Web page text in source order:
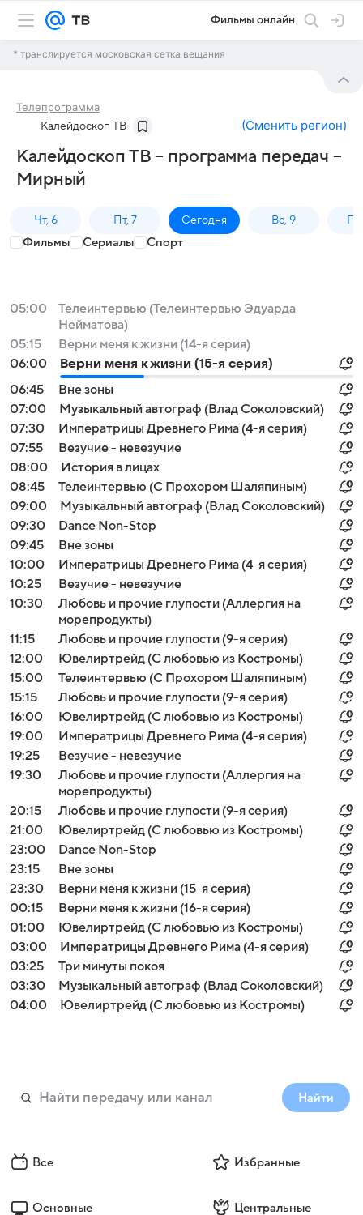
Фильмы онлайн
* транслируется московская сетка вещания
Телепрограмма
Калейдоскоп ТВ (Сменить регион)
Калейдоскоп ТВ – программа передач –
Мирный
Чт, 6 Пт, 7 Сегодня Вс, 9
Фильмы Сериалы Спорт
05:00
Телеинтервью (Телеинтервью Эдуарда
Нейматова)
05:15
Верни меня к жизни (14-я серия)
06:00
Верни меня к жизни (15-я серия)
06:45
Вне зоны
07:00
Музыкальный автограф (Влад Соколовский)
07:30
Императрицы Древнего Рима (4-я серия)
07:55
Везучие - невезучие
08:00
История в лицах
08:45
Телеинтервью (С Прохором Шаляпиным)
09:00
Музыкальный автограф (Влад Соколовский)
09:30
Dance Non-Stop
09:45
Вне зоны
10:00
Императрицы Древнего Рима (4-я серия)
10:25
Везучие - невезучие
10:30
Любовь и прочие глупости (Аллергия на
морепродукты)
11:15
Любовь и прочие глупости (9-я серия)
12:00
Ювелиртрейд (С любовью из Костромы)
15:00
Телеинтервью (С Прохором Шаляпиным)
15:15
Любовь и прочие глупости (9-я серия)
16:00
Ювелиртрейд (С любовью из Костромы)
19:00
Императрицы Древнего Рима (4-я серия)
19:25
Везучие - невезучие
19:30
Любовь и прочие глупости (Аллергия на
морепродукты)
20:15
Любовь и прочие глупости (9-я серия)
21:00
Ювелиртрейд (С любовью из Костромы)
23:00
Dance Non-Stop
23:15
Вне зоны
23:30
Верни меня к жизни (15-я серия)
00:15
Верни меня к жизни (16-я серия)
01:00
Ювелиртрейд (С любовью из Костромы)
03:00
Императрицы Древнего Рима (4-я серия)
03:25
Три минуты покоя
03:30
Музыкальный автограф (Влад Соколовский)
04:00
Ювелиртрейд (С любовью из Костромы)
Найти
Все Избранные
Основные Центральные